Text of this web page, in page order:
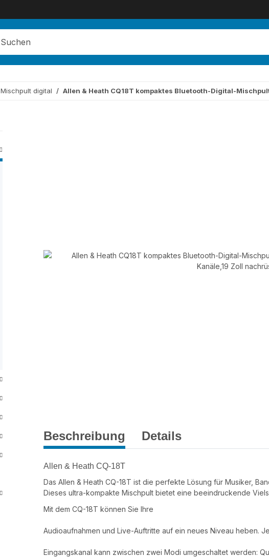
Mischpult digital Allen & Heath CQ18T kompaktes Bluetooth-Digital-
Beschreibung Details
Allen & Heath CQ-18T
Das Allen & Heath CQ-18T ist die perfekte Lösung für Musiker,
Dieses ultra-kompakte Mischpult bietet eine beeindruckende
Mit dem CQ-18T können Sie Ihre
Audioaufnahmen und Live-Auftritte auf ein neues Niveau heben.
Eingangskanal kann zwischen zwei Modi umgeschaltet werden: